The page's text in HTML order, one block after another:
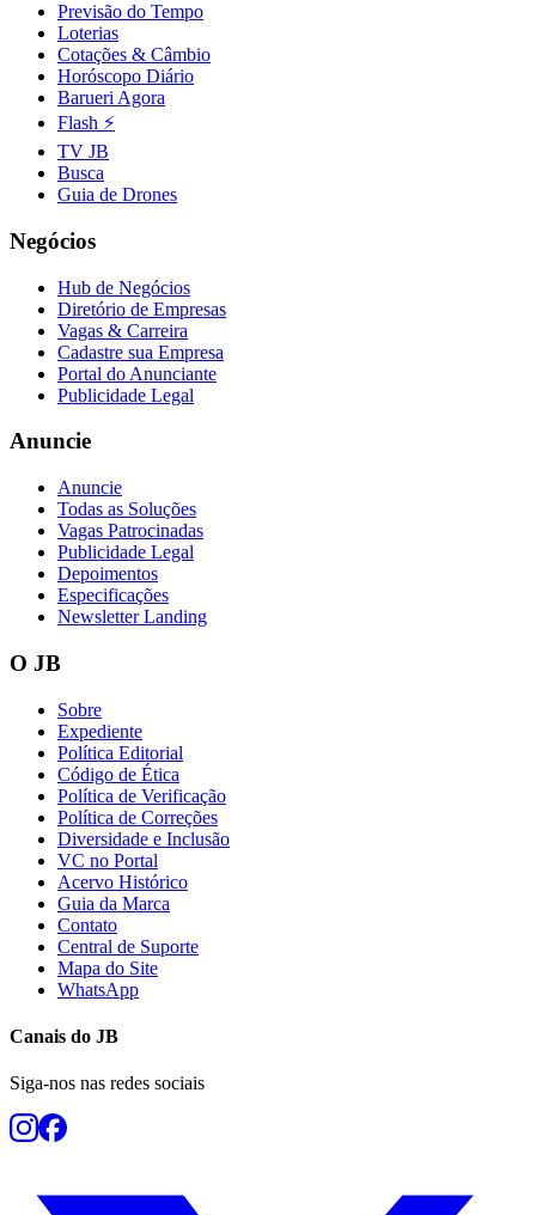
Previsão do Tempo
Loterias
Cotações & Câmbio
Horóscopo Diário
Barueri Agora
Flash ⚡
TV JB
Busca
Guia de Drones
Negócios
Hub de Negócios
Diretório de Empresas
Vagas & Carreira
Cadastre sua Empresa
Portal do Anunciante
Publicidade Legal
Anuncie
Anuncie
Todas as Soluções
Vagas Patrocinadas
Publicidade Legal
Depoimentos
Especificações
Newsletter Landing
O JB
Sobre
Expediente
Política Editorial
Código de Ética
Política de Verificação
Política de Correções
Diversidade e Inclusão
VC no Portal
Acervo Histórico
Guia da Marca
Contato
Central de Suporte
Mapa do Site
WhatsApp
Canais do JB
Siga-nos nas redes sociais